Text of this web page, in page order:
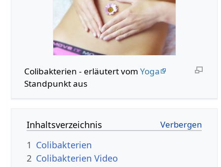
Colibakterien - erläutert vom Yoga
Standpunkt aus
Inhaltsverzeichnis
1 Colibakterien
2 Colibakterien Video